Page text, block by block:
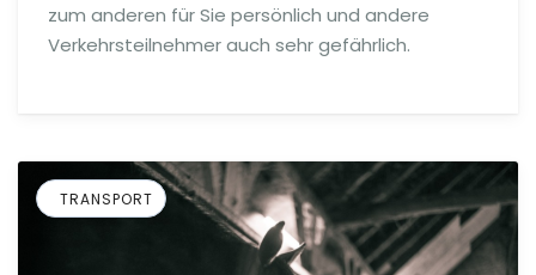
zum anderen für Sie persönlich und andere
Verkehrsteilnehmer auch sehr gefährlich.
TRANSPORT